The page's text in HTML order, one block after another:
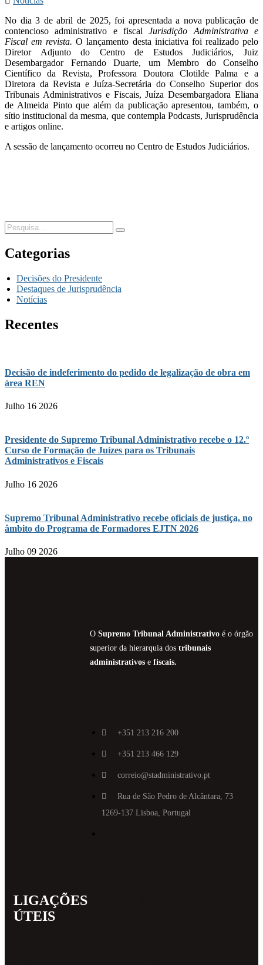
No dia 3 de abril de 2025, foi apresentada a nova publicação de
contencioso administrativo e fiscalJurisdição Administrativa e
Fiscal em revista. O lançamento desta iniciativa foi realizado pelo
Diretor Adjunto do Centro de Estudos Judiciários, Juiz
Desembargador Fernando Duarte, um Membro do Conselho
Científico da Revista, Professora Doutora Clotilde Palma e a
Diretora da Revista e Juíza-Secretária do Conselho Superior dos
Tribunais Administrativos e Fiscais, Juíza Desembargadora Eliana
de Almeida Pinto que além da publicação apresentou, também, o
sítio institucional da mesma, que contempla Podcasts, Jurisprudência
e artigos online.
A sessão de lançamento ocorreu no Centro de Estudos Judiciários.
Categorias
Decisões do Presidente
Destaques de Jurisprudência
Notícias
Recentes
Decisão de indeferimento do pedido de legalização de obra em
área REN
Julho 16 2026
Presidente do Supremo Tribunal Administrativo recebe o 12.º
Curso de Formação de Juízes para os Tribunais
Administrativos e Fiscais
Julho 16 2026
Supremo Tribunal Administrativo recebe oficiais de justiça, no
âmbito do Programa de Formadores EJTN 2026
Julho 09 2026
O Supremo Tribunal Administrativoé o órgão
superior da hierarquia dos tribunais
administrativose fiscais.
+351 213 216 200
+351 213 466 129
correio@stadministrativo.pt
Rua de São Pedro de Alcântara, 73
1269-137 Lisboa, Portugal
LIGAÇÕES
ÚTEIS